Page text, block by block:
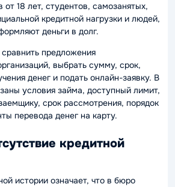
18 лет, студентов, самозанятых,
кредитной нагрузки и людей,
деньги в долг.
предложения
выбрать сумму, срок,
денег и подать онлайн-заявку. В
условия займа, доступный лимит,
срок рассмотрения, порядок
перевода денег на карту.
кредитной
истории означает, что в бюро